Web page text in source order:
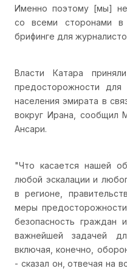
Именно поэтому [мы]
со всеми сторонами
брифинге для
Власти Катара
предосторожности для
населения эмирата в
вокруг Ирана,
Ансари.
"Что касается нашей
любой эскалации и
в регионе,
меры
безопасность граждан
важнейшей задачей
включая, конечно,
- сказал он, отвечая на